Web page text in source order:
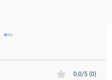
0.0/5 (0)